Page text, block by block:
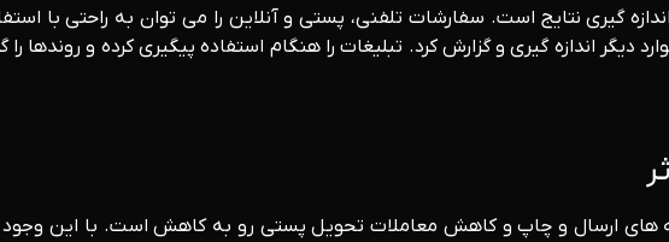
اندازه گیری نتایج است. سفارشات تلفنی، پستی و آنلاین را می توان به راحتی با
دیگر اندازه گیری و گزارش کرد. تبلیغات را هنگام استفاده پیگیری کرده و روندها را
های ارسال و چاپ و کاهش معاملات تحویل پستی رو به کاهش است. با این